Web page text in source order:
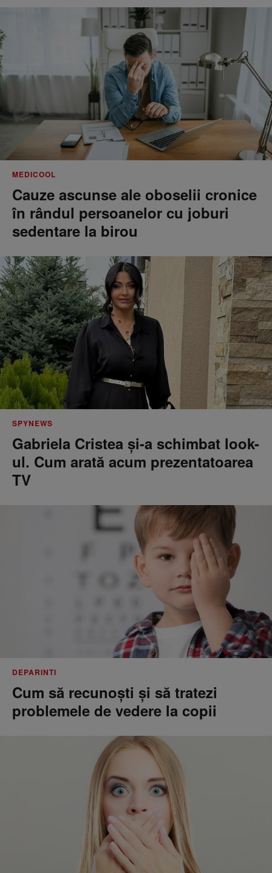
MEDICOOL
Cauze ascunse ale oboselii cronice
în rândul persoanelor cu joburi
sedentare la birou
SPYNEWS
Gabriela Cristea și-a schimbat look-
ul. Cum arată acum prezentatoarea
TV
DEPARINTI
Cum să recunoști și să tratezi
problemele de vedere la copii